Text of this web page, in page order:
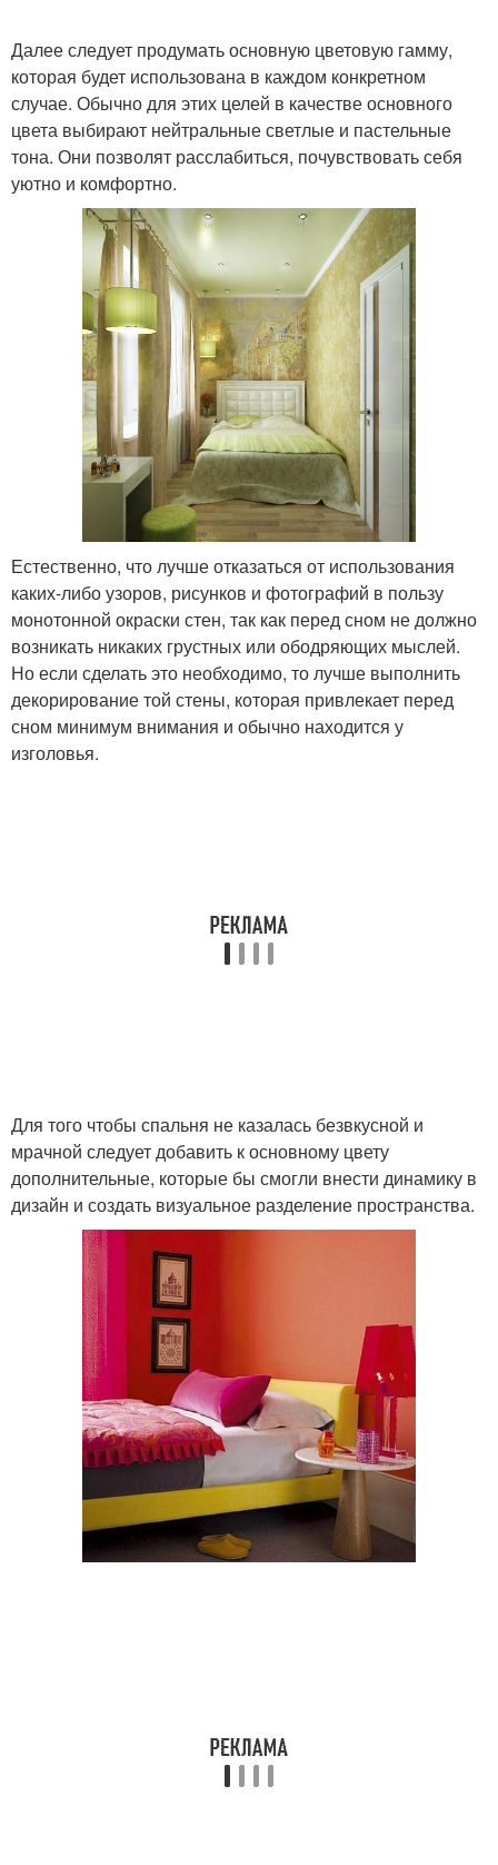
Далее следует продумать основную цветовую гамму,
которая будет использована в каждом конкретном
случае. Обычно для этих целей в качестве основного
цвета выбирают нейтральные светлые и пастельные
тона. Они позволят расслабиться, почувствовать себя
уютно и комфортно.
Естественно, что лучше отказаться от использования
каких-либо узоров, рисунков и фотографий в пользу
монотонной окраски стен, так как перед сном не должно
возникать никаких грустных или ободряющих мыслей.
Но если сделать это необходимо, то лучше выполнить
декорирование той стены, которая привлекает перед
сном минимум внимания и обычно находится у
изголовья.
Для того чтобы спальня не казалась безвкусной и
мрачной следует добавить к основному цвету
дополнительные, которые бы смогли внести динамику в
дизайн и создать визуальное разделение пространства.